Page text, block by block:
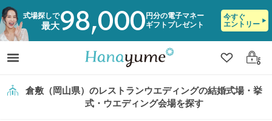
式場探しで
最大98,000 円分の電子マネー
ギフトプレゼント
今すぐ
エントリー
クリップ
ログ
倉敷（岡山県）のレストランウエディングの結婚式場・挙
式・ウエディング会場を探す